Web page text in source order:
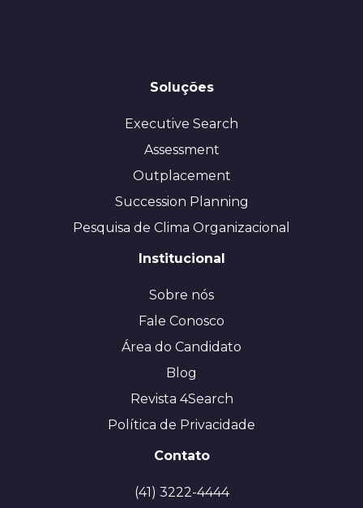
Soluções
Executive Search
Assessment
Outplacement
Succession Planning
Pesquisa de Clima Organizacional
Institucional
Sobre nós
Fale Conosco
Área do Candidato
Blog
Revista 4Search
Política de Privacidade
Contato
(41) 3222-4444